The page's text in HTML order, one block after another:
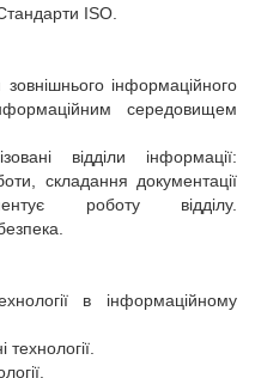
ISO.
інформаційного
середовищем
відділи інформації:
складання документації
роботу відділу.
в інформаційному